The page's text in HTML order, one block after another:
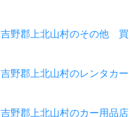
吉野郡上北山村のその他 買
吉野郡上北山村のレンタカー
吉野郡上北山村のカー用品店